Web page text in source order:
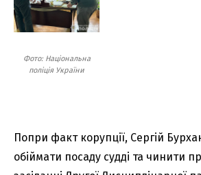
Фото: Національна
поліція України
Попри факт корупції, Сергій
обіймати посаду судді та чинити